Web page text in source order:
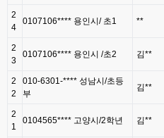
2
4
0107106**** 용인시/ 초1 **
2
3
0107106**** 용인시 /초2 김**
2
2
010-6301-**** 성남시/초등
부
김**
2
1
0104565**** 고양시/2학년 김**